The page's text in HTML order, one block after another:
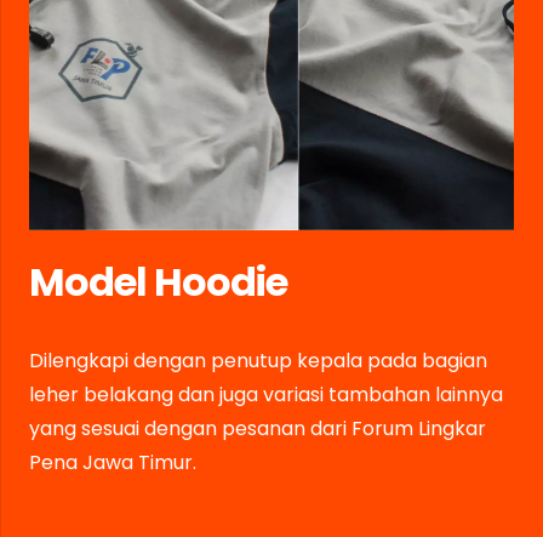
Model Hoodie
Dilengkapi dengan penutup kepala pada bagian
leher belakang dan juga variasi tambahan lainnya
yang sesuai dengan pesanan dari Forum Lingkar
Pena Jawa Timur.